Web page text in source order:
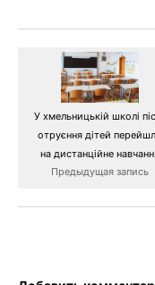
У хмельницькій школі
отруєння дітей
на дистанційне
Предыдущая запись